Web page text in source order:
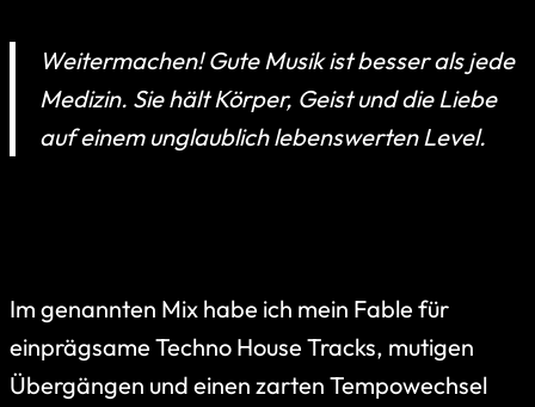
Weitermachen! Gute Musik ist besser als jede
Medizin. Sie hält Körper, Geist und die Liebe
auf einem unglaublich lebenswerten Level.
Im genannten Mix habe ich mein Fable für
einprägsame Techno House Tracks, mutigen
Übergängen und einen zarten Tempowechsel